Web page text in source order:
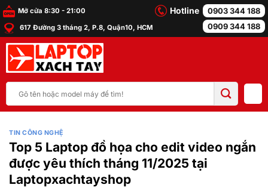
Bỏ
qua
nội
dung
Mở cửa 8:30 - 21:00
617 Đường 3 tháng 2, P.8, Quận10, HCM
Hotline
0903 344 188
0909 344 188
kiếm:
TIN CÔNG NGHỆ
Top 5 Laptop đồ họa cho edit video ngắn
được yêu thích tháng 11/2025 tại
Laptopxachtayshop